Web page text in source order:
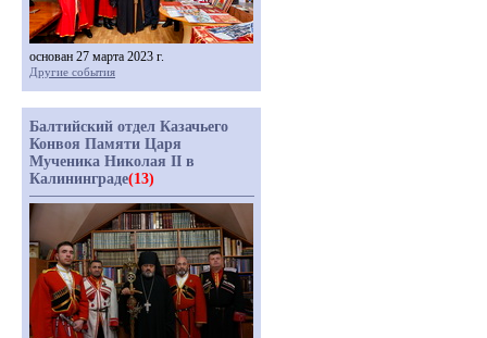
основан 27 марта 2023 г.
Другие события
Балтийский отдел Казачьего
Конвоя Памяти Царя
Мученика Николая II в
Калининграде(13)